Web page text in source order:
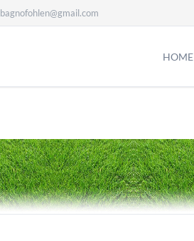
bagnofohlen@gmail.com
HOME